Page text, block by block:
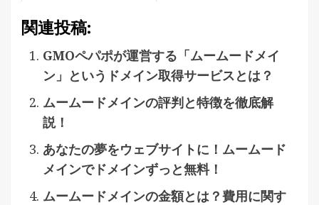
関連投稿:
GMOペパポが運営する「ムームードメイ
ン」というドメイン取得サービスとは？
ムームードメインの評判と特徴を徹底解
説！
あなたの夢をウェブサイトに！ムームード
メインでドメインずっと無料！
ムームードメインの金額とは？費用に関す